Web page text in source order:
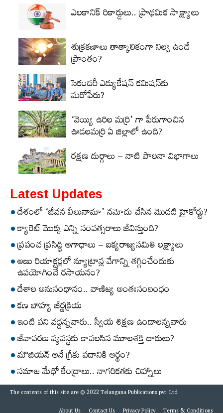
ఎలకానిక్‌ రికార్డులు.. ప్రాథమిక సాక్ష్యాలు
శుక్రకణాలు తాత్కాలికంగా నిల్వ ఉండే
ప్రాంతం?
సెకండరీ ఎడ్యుకేషన్‌ కమిషన్‌కు
మరోపేరు?
‘వెయ్యి ఉరిల మర్రి’ గా పేరుగాంచిన
ఊడలమర్రి ఏ జిల్లాలో ఉంది?
రక్షణ దుర్గాలు – నాటి పాలనా విభాగాలు
Latest Updates
దేశంలో ‘జీవన వీలునామా’ నమోదు చేసిన మొదటి హైకోర్టు?
క్యారెట్‌ మొక్క ఎన్ని సంవత్సరాలు జీవిస్తుంది?
ప్రపంచ ప్రసిద్ధి అగాధాలు – ఐక్యరాజ్యసమితి లక్ష్యాలు
అణు రియాక్టర్లలో న్యూట్రాన్ల వేగాన్ని తగ్గించేందుకు
ఉపయోగించే రసాయనం?
దేశాల అనుసంధానం.. వాణిజ్య అంతఃసంబంధం
కణ బాహ్య జీర్ణక్రియ
ఇంటి పని వద్దన్నవారు.. స్వీయ శిక్షణ ఉండాలన్నవారు
జీవావరణ వ్యవస్థకు కావలసిన మూలశక్తి దారులు?
మౌజియన్‌ అనే గ్రీకు పదానికి అర్థం?
సమాజ మేధో కేంద్రాలు.. నాగరికతకు చిహ్నాలు
The contents of this site are © 2022 Telangana Publications pvt. Ltd